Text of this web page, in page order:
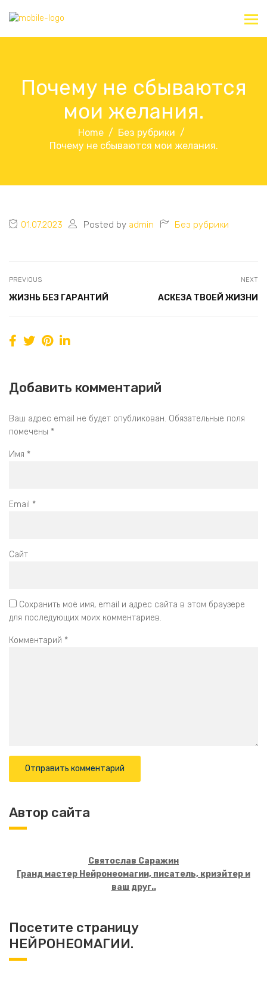
Почему не сбываются
мои желания.
Home
Без рубрики
Почему не сбываются мои желания.
01.07.2023 Posted by admin Без рубрики
PREVIOUS
ЖИЗНЬ БЕЗ ГАРАНТИЙ
NEXT
АСКЕЗА ТВОЕЙ ЖИЗНИ
Добавить комментарий
Ваш адрес email не будет опубликован. Обязательные поля
помечены *
Имя *
Email *
Сайт
Сохранить моё имя, email и адрес сайта в этом браузере
для последующих моих комментариев.
Комментарий *
Автор сайта
Святослав Саражин
Гранд мастер Нейронеомагии, писатель, криэйтер и
ваш друг..
Посетите страницу
НЕЙРОНЕОМАГИИ.